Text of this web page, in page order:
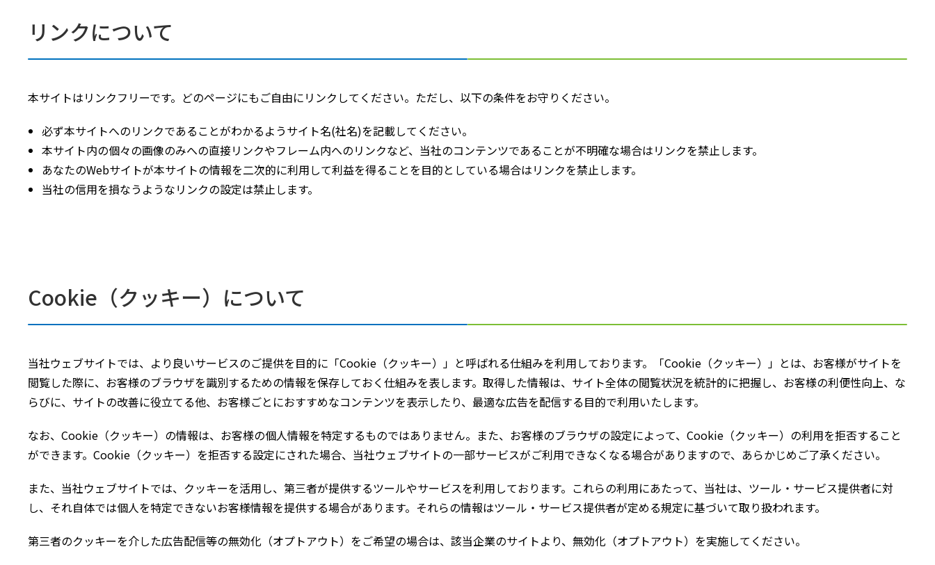
リンクについて
本サイトはリンクフリーです。どのページにもご自由にリンクしてください。ただし、以下の条件をお守りください。
必ず本サイトへのリンクであることがわかるようサイト名(社名)を記載してください。
本サイト内の個々の画像のみへの直接リンクやフレーム内へのリンクなど、当社のコンテンツであることが不明確な場合はリンクを禁止します。
あなたのWebサイトが本サイトの情報を二次的に利用して利益を得ることを目的としている場合はリンクを禁止します。
当社の信用を損なうようなリンクの設定は禁止します。
Cookie（クッキー）について
当社ウェブサイトでは、より良いサービスのご提供を目的に「Cookie（クッキー）」と呼ばれる仕組みを利用しております。「Cookie（クッキー）」とは、お客様がサイトを
閲覧した際に、お客様のブラウザを識別するための情報を保存しておく仕組みを表します。取得した情報は、サイト全体の閲覧状況を統計的に把握し、お客様の利便性向上、な
らびに、サイトの改善に役立てる他、お客様ごとにおすすめなコンテンツを表示したり、最適な広告を配信する目的で利用いたします。
なお、Cookie（クッキー）の情報は、お客様の個人情報を特定するものではありません。また、お客様のブラウザの設定によって、Cookie（クッキー）の利用を拒否すること
ができます。Cookie（クッキー）を拒否する設定にされた場合、当社ウェブサイトの一部サービスがご利用できなくなる場合がありますので、あらかじめご了承ください。
また、当社ウェブサイトでは、クッキーを活用し、第三者が提供するツールやサービスを利用しております。これらの利用にあたって、当社は、ツール・サービス提供者に対
し、それ自体では個人を特定できないお客様情報を提供する場合があります。それらの情報はツール・サービス提供者が定める規定に基づいて取り扱われます。
第三者のクッキーを介した広告配信等の無効化（オプトアウト）をご希望の場合は、該当企業のサイトより、無効化（オプトアウト）を実施してください。